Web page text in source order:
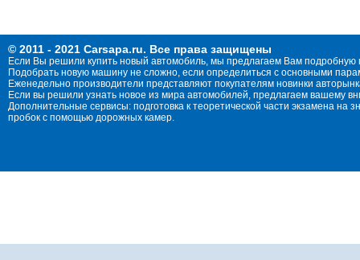
© 2011 - 2021 Carsapa.ru. Все права защищены
Если Вы решили купить новый автомобиль, мы предлагаем Вам
Подобрать новую машину не сложно, если определиться с основными
Еженедельно производители представляют покупателям новинки
Если вы решили узнать новое из мира автомобилей, предлагаем вашему
Дополнительные сервисы: подготовка к теоретической части экзамена
пробок с помощью дорожных камер.